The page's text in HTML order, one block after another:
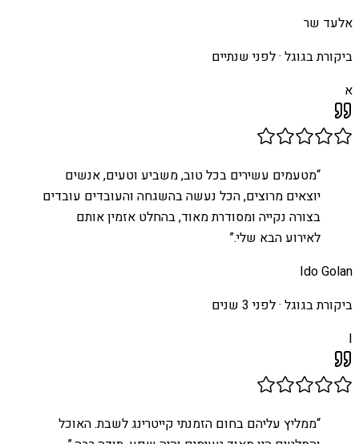
אלעד שר
ביקורת בגוגל ·לפני שנתיים
א
“מטעמים עשירים בכל טוב, משביע וטעים, אנשים
יוצאים מרוצים, הכל נעשה בהשגחה והעובדים עובדים
בצורה נקייה ומסודרת מאוד, בהחלט אזמין אותם
לאירוע הבא שלי.”
Ido Golan
ביקורת בגוגל ·לפני 3 שנים
I
“ממליץ עליהם בחום הזמנתי קייטרינג לשבת. האוכל